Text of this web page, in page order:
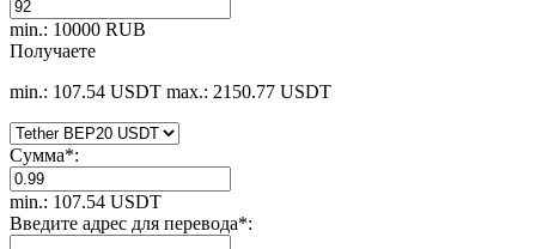
min.: 10000 RUB
Получаете
min.: 107.54 USDT max.: 2150.77 USDT
Сумма*:
min.: 107.54 USDT
Введите адрес для перевода*: